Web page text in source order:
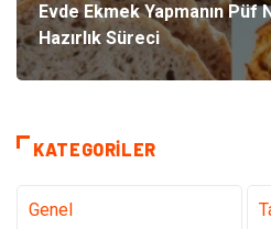
Evde Ekmek Yapmanın Püf
Hazırlık Süreci
KATEGORILER
Genel